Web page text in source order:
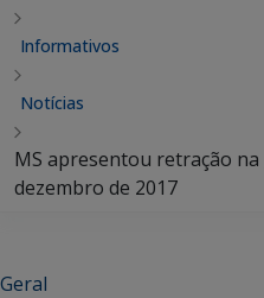
Informativos
Notícias
MS apresentou retração
dezembro de 2017
Geral